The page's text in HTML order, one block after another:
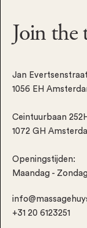
Join the
Jan Evertsenstraat
1056 EH
Ceintuurbaan
1072 GH
Openingstijden:
Maandag -
+31 20 6123251